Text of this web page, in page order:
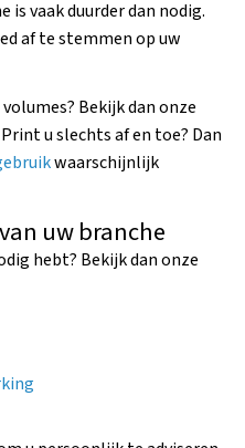
is vaak duurder dan nodig.
af te stemmen op uw
Bekijk dan onze
u slechts af en toe? Dan
waarschijnlijk
uw branche
hebt? Bekijk dan onze